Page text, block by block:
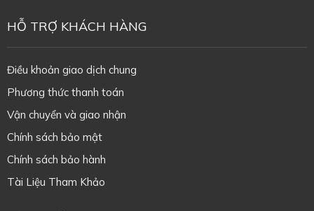
HỖ TRỢ KHÁCH HÀNG
Điều khoản giao dịch chung
Phương thức thanh toán
Vận chuyển và giao nhận
Chính sách bảo mật
Chính sách bảo hành
Tài Liệu Tham Khảo